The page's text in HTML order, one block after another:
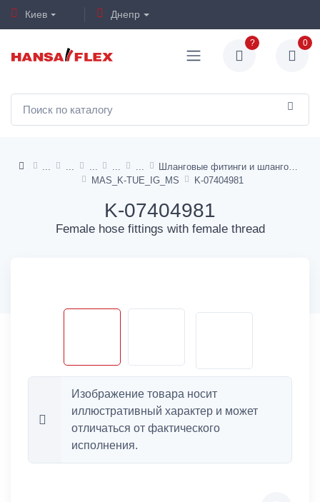
Киев Днепр
? 0
MAS_K-TUE_IG_MS
K-07404981
K-07404981
Female hose fittings with female thread
Изображение товара носит
иллюстративный характер и может
отличаться от фактического
исполнения.